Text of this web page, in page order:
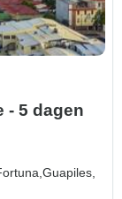
- 5 dagen
Guapiles,